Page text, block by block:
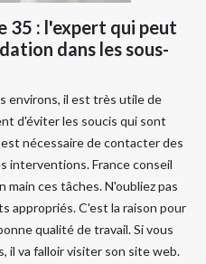
35 : l'expert qui peut
dans les sous-
environs, il est très utile de
d'éviter les soucis qui sont
nécessaire de contacter des
interventions. France conseil
ces tâches. N'oubliez pas
appropriés. C'est la raison pour
qualité de travail. Si vous
il va falloir visiter son site web.